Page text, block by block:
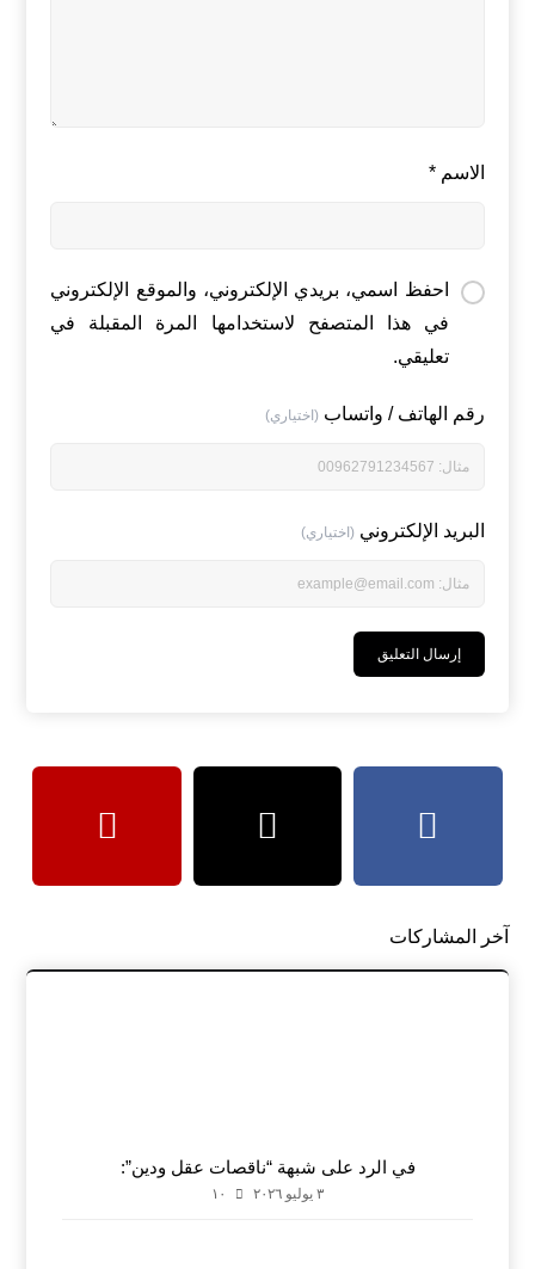
الاسم*
احفظ اسمي، بريدي الإلكتروني، والموقع الإلكتروني
في هذا المتصفح لاستخدامها المرة المقبلة في
تعليقي.
رقم الهاتف / واتساب (اختياري)
البريد الإلكتروني (اختياري)
آخر المشاركات
في الرد على شبهة “ناقصات عقل ودين”:
٣ يوليو ٢٠٢٦ ١٠